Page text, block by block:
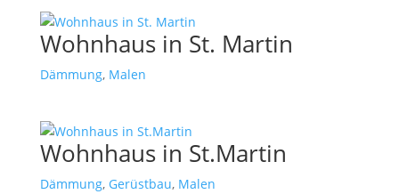
Wohnhaus in St. Martin
Dämmung, Malen
Wohnhaus in St.Martin
Dämmung, Gerüstbau, Malen